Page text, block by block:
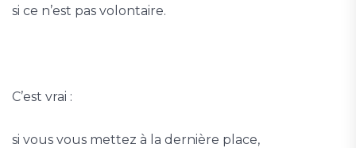
si ce n’est pas volontaire.
C’est vrai :
si vous vous mettez à la dernière place,